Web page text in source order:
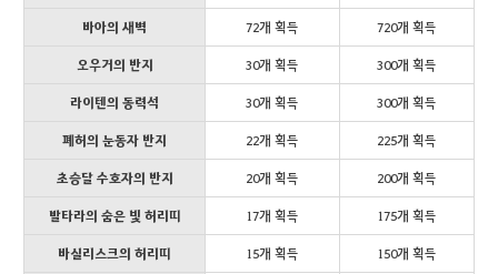
바아의 새벽 72개 획득 720개 획득
오우거의 반지 30개 획득 300개 획득
라이텐의 동력석 30개 획득 300개 획득
폐허의 눈동자 반지 22개 획득 225개 획득
초승달 수호자의 반지 20개 획득 200개 획득
발타라의 숨은 빛 허리띠 17개 획득 175개 획득
바실리스크의 허리띠 15개 획득 150개 획득